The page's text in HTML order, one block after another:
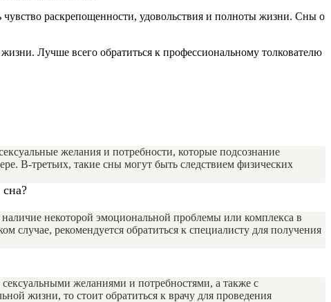
раскрепощенности, удовольствия и полноты жизни. Сны о
Лучше всего обратиться к профессиональному толкователю
желания и потребности, которые подсознание
В-третьих, такие сны могут быть следствием физических
некоторой эмоциональной проблемы или комплекса в
случае, рекомендуется обратиться к специалисту для получения
желаниями и потребностями, а также с
жизни, то стоит обратиться к врачу для проведения